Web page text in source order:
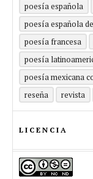
poesía española
poesía española
poesía francesa
poesía
poesía mexicana
reseña
revista
LICENCIA